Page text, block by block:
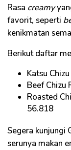
Rasa creamy
favorit, seperti
kenikmatan
Berikut daftar
Katsu
Beef Chizu
Roasted
56.818
Segera kunjungi
serunya makan